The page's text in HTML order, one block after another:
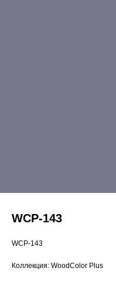
WCP-143
WCP-143
Коллекция: WoodColor Plus